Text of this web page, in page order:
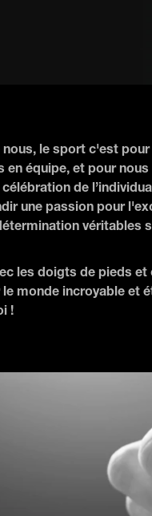
le sport c'est
en équipe, et pour
de
une passion pour
véritables
les doigts de pieds
monde incroyable et
!